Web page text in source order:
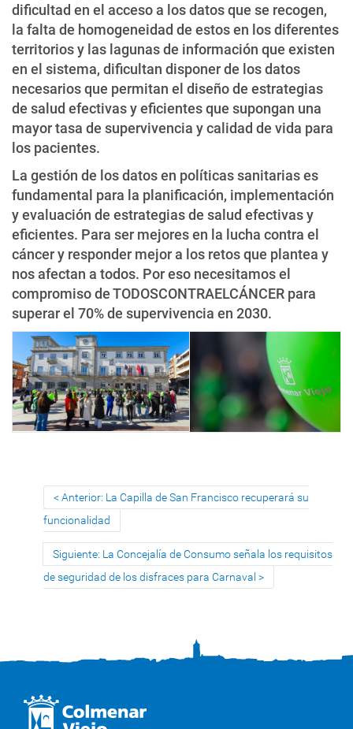
dificultad en el acceso a los datos que se recogen,
la falta de homogeneidad de estos en los diferentes
territorios y las lagunas de información que existen
en el sistema, dificultan disponer de los datos
necesarios que permitan el diseño de estrategias
de salud efectivas y eficientes que supongan una
mayor tasa de supervivencia y calidad de vida para
los pacientes.
La gestión de los datos en políticas sanitarias es
fundamental para la planificación, implementación
y evaluación de estrategias de salud efectivas y
eficientes. Para ser mejores en la lucha contra el
cáncer y responder mejor a los retos que plantea y
nos afectan a todos. Por eso necesitamos el
compromiso de TODOSCONTRAELCÁNCER para
superar el 70% de supervivencia en 2030.
Anterior: La Capilla de San Francisco recuperará su
funcionalidad
Siguiente: La Concejalía de Consumo señala los requisitos
de seguridad de los disfraces para Carnaval